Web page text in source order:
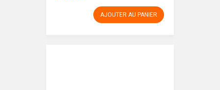
AJOUTER AU PANIER